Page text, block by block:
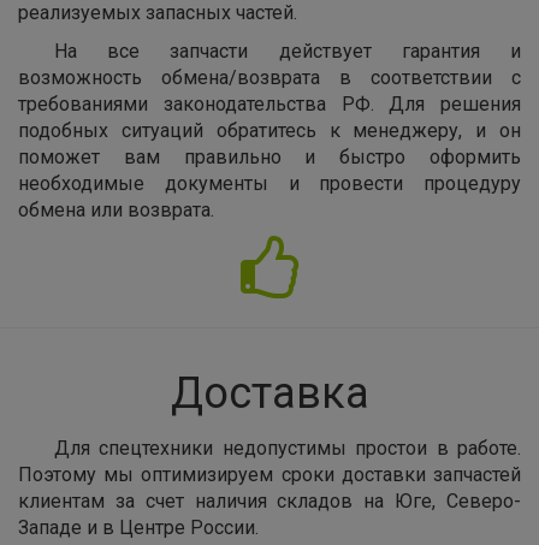
реализуемых запасных частей.
На все запчасти действует гарантия и
возможность обмена/возврата в соответствии с
требованиями законодательства РФ. Для решения
подобных ситуаций обратитесь к менеджеру, и он
поможет вам правильно и быстро оформить
необходимые документы и провести процедуру
обмена или возврата.
Доставка
Для спецтехники недопустимы простои в работе.
Поэтому мы оптимизируем сроки доставки запчастей
клиентам за счет наличия складов на Юге, Северо-
Западе и в Центре России.